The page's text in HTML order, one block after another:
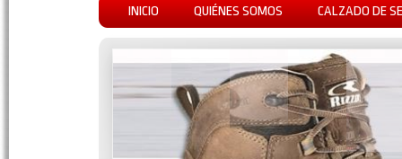
INICIO QUIÉNES SOMOS CALZADO DE